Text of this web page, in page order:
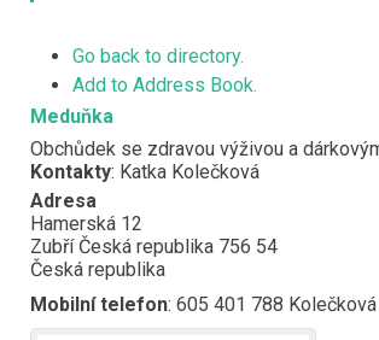
Go back to directory.
Add to Address Book.
Meduňka
Obchůdek se zdravou výživou a
Kontakty: Katka Kolečková
Adresa
Hamerská 12
Zubří Česká republika 756 54
Česká republika
Mobilní telefon: 605 401 788